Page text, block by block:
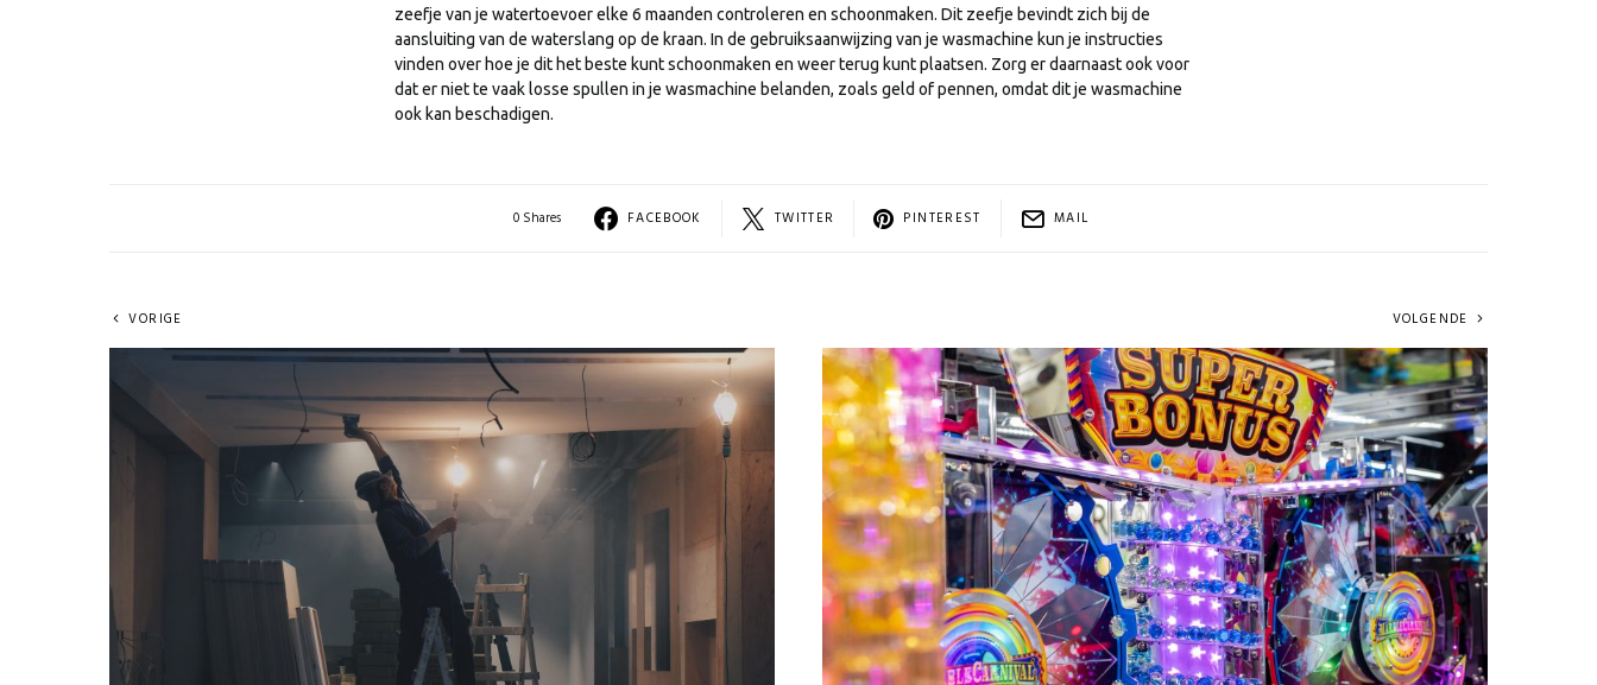
zeefje van je watertoevoer elke 6 maanden controleren en schoonmaken. Dit zeefje bevindt zich bij de
aansluiting van de waterslang op de kraan. In de gebruiksaanwijzing van je wasmachine kun je instructies
vinden over hoe je dit het beste kunt schoonmaken en weer terug kunt plaatsen. Zorg er daarnaast ook voor
dat er niet te vaak losse spullen in je wasmachine belanden, zoals geld of pennen, omdat dit je wasmachine
ook kan beschadigen.
0 Shares FACEBOOK TWITTER PINTEREST MAIL
VORIGE VOLGENDE